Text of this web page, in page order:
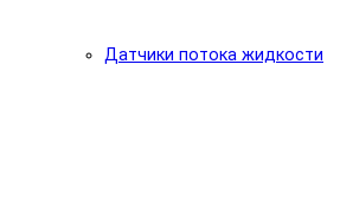
Датчики потока жидкости